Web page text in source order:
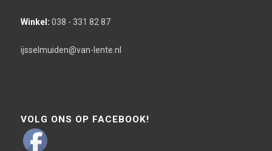
Winkel: 038 - 331 82 87
ijsselmuiden@van-lente.nl
VOLG ONS OP FACEBOOK!